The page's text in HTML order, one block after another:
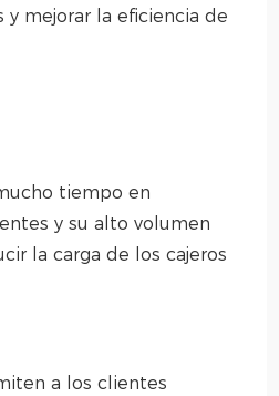
mejorar la eficiencia de
tiempo en
y su alto volumen
la carga de los cajeros
a los clientes